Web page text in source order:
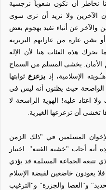
نخاطر أن نكون شعوباً نرجسية
الآخرين ولا نريد أن نرى سوى
والآخر عن أنباء تفيد بهجوم بعض
غارة من غاراتهم البربرية
يحرك هذه الفئات هنا لأن الإله
يخشى المسلم من السماح
الإسلامية، إذ يزعزعثوابتها
الواضحة حيث يظنون أنه ليس في
اعتاد عليه! الهوية الراسخة لا
تخشى أن تزعزعها الغيرية.
المسلمين في "ذلك الزمن
أجاب "خشية الفتنة". اختيار
تتبعه الجماعة المسلمة قد يؤدي
يعودون خاضعين لقبضة الإسلام
و"العصا والجزرة" و"الترغيب